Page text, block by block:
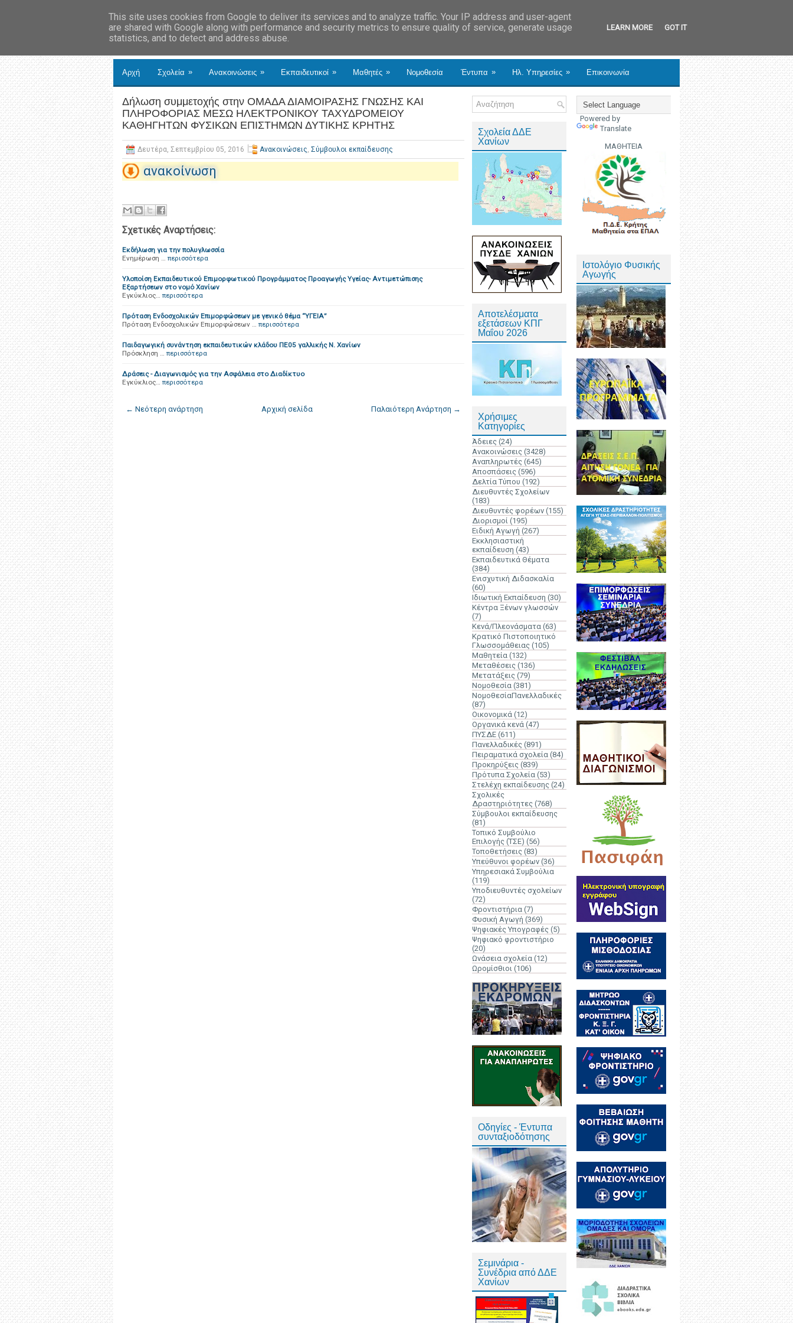
Αρχή Σχολεία » Ανακοινώσεις » Εκπαιδευτικοί » Μαθητές » Νομοθεσία Έντυπα » Ηλ. Υπηρεσίες » Επικοινωνία
Δήλωση συμμετοχής στην ΟΜΑΔΑ ΔΙΑΜΟΙΡΑΣΗΣ ΓΝΩΣΗΣ ΚΑΙ
ΠΛΗΡΟΦΟΡΙΑΣ ΜΕΣΩ ΗΛΕΚΤΡΟΝΙΚΟΥ ΤΑΧΥΔΡΟΜΕΙΟΥ
ΚΑΘΗΓΗΤΩΝ ΦΥΣΙΚΩΝ ΕΠΙΣΤΗΜΩΝ ΔΥΤΙΚΗΣ ΚΡΗΤΗΣ
Δευτέρα, Σεπτεμβρίου 05, 2016 Ανακοινώσεις, Σύμβουλοι εκπαίδευσης
ανακοίνωση
Σχετικές Αναρτήσεις:
Εκδήλωση για την πολυγλωσσία
Ενημέρωση … περισσότερα
Υλοποίση Εκπαιδευτικού Επιμορφωτικού Προγράμματος Προαγωγής Υγείας- Αντιμετώπισης
Εξαρτήσεων στο νομό Χανίων
Εγκύκλιος… περισσότερα
Πρόταση Ενδοσχολικών Επιμορφώσεων με γενικό θέμα “ΥΓΕΙΑ”
Πρόταση Ενδοσχολικών Επιμορφώσεων … περισσότερα
Παιδαγωγική συνάντηση εκπαιδευτικών κλάδου ΠΕ05 γαλλικής Ν. Χανίων
Πρόσκληση … περισσότερα
Δράσεις - Διαγωνισμός για την Ασφάλεια στο Διαδίκτυο
Εγκύκλιος… περισσότερα
← Νεότερη ανάρτηση Παλαιότερη Ανάρτηση →
Αρχική σελίδα
Σχολεία ΔΔΕ
Χανίων
Αποτελέσματα
εξετάσεων ΚΠΓ
Μαΐου 2026
Χρήσιμες
Κατηγορίες
Άδειες (24)
Ανακοινώσεις (3428)
Αναπληρωτές (645)
Αποσπάσεις (596)
Δελτία Τύπου (192)
Διευθυντές Σχολείων
(183)
Διευθυντές φορέων (155)
Διορισμοί (195)
Ειδική Αγωγή (267)
Εκκλησιαστική
εκπαίδευση (43)
Εκπαιδευτικά Θέματα
(384)
Ενισχυτική Διδασκαλία
(60)
Ιδιωτική Εκπαίδευση (30)
Κέντρα Ξένων γλωσσών
(7)
Κενά/Πλεονάσματα (63)
Κρατικό Πιστοποιητικό
Γλωσσομάθειας (105)
Μαθητεία (132)
Μεταθέσεις (136)
Μετατάξεις (79)
Νομοθεσία (381)
ΝομοθεσίαΠανελλαδικές
(87)
Οικονομικά (12)
Οργανικά κενά (47)
ΠΥΣΔΕ (611)
Πανελλαδικές (891)
Πειραματικά σχολεία (84)
Προκηρύξεις (839)
Πρότυπα Σχολεία (53)
Στελέχη εκπαίδευσης (24)
Σχολικές
Δραστηριότητες (768)
Σύμβουλοι εκπαίδευσης
(81)
Τοπικό Συμβούλιο
Επιλογής (ΤΣΕ) (56)
Τοποθετήσεις (83)
Υπεύθυνοι φορέων (36)
Υπηρεσιακά Συμβούλια
(119)
Υποδιευθυντές σχολείων
(72)
Φροντιστήρια (7)
Φυσική Αγωγή (369)
Ψηφιακές Υπογραφές (5)
Ψηφιακό φροντιστήριο
(20)
Ωνάσεια σχολεία (12)
Ωρομίσθιοι (106)
Οδηγίες - Έντυπα
συνταξιοδότησης
Σεμινάρια -
Συνέδρια από ΔΔΕ
Χανίων
Powered by
Translate
ΜΑΘΗΤΕΙΑ
Ιστολόγιο Φυσικής
Αγωγής
This site uses cookies from Google to deliver its services and to analyze traffic. Your IP address and user-agent
are shared with Google along with performance and security metrics to ensure quality of service, generate usage
statistics, and to detect and address abuse.
LEARN MORE GOT IT